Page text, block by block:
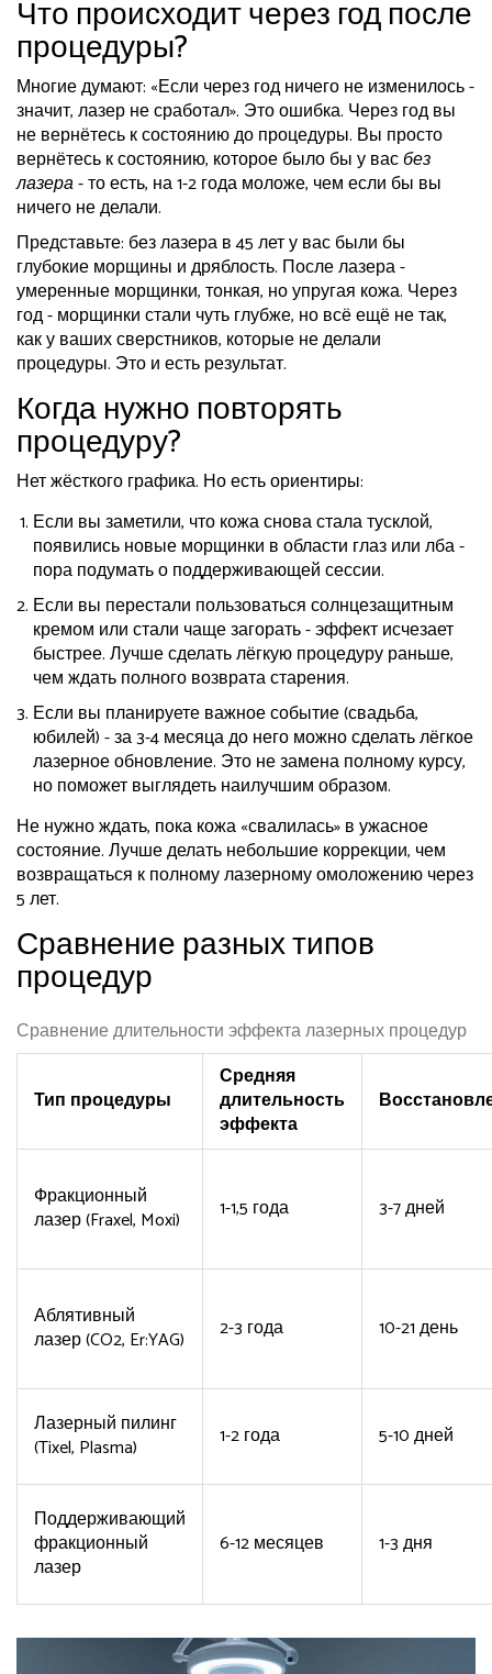
Что происходит через год после
процедуры?
Многие думают: «Если через год ничего не изменилось -
значит, лазер не сработал». Это ошибка. Через год вы
не вернётесь к состоянию до процедуры. Вы просто
вернётесь к состоянию, которое было бы у васбез
лазера- то есть, на 1-2 года моложе, чем если бы вы
ничего не делали.
Представьте: без лазера в 45 лет у вас были бы
глубокие морщины и дряблость. После лазера -
умеренные морщинки, тонкая, но упругая кожа. Через
год - морщинки стали чуть глубже, но всё ещё не так,
как у ваших сверстников, которые не делали
процедуры. Это и есть результат.
Когда нужно повторять
процедуру?
Нет жёсткого графика. Но есть ориентиры:
Если вы заметили, что кожа снова стала тусклой,
появились новые морщинки в области глаз или лба -
пора подумать о поддерживающей сессии.
Если вы перестали пользоваться солнцезащитным
кремом или стали чаще загорать - эффект исчезает
быстрее. Лучше сделать лёгкую процедуру раньше,
чем ждать полного возврата старения.
Если вы планируете важное событие (свадьба,
юбилей) - за 3-4 месяца до него можно сделать лёгкое
лазерное обновление. Это не замена полному курсу,
но поможет выглядеть наилучшим образом.
Не нужно ждать, пока кожа «свалилась» в ужасное
состояние. Лучше делать небольшие коррекции, чем
возвращаться к полному лазерному омоложению через
5 лет.
Сравнение разных типов
процедур
Сравнение длительности эффекта лазерных процедур
Тип процедуры
Средняя
длительность
эффекта
Фракционный
лазер (Fraxel, Moxi)
1-1,5 года 3-7 дней
Аблятивный
лазер (CO2, Er:YAG)
2-3 года 10-21 день
Лазерный пилинг
(Tixel, Plasma)
1-2 года 5-10 дней
Поддерживающий
фракционный
лазер
6-12 месяцев 1-3 дня